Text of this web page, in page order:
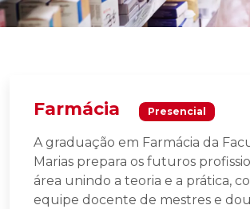
Farmácia Presencial
A graduação em Farmácia da
Marias prepara os futuros
área unindo a teoria e a prática,
equipe docente de mestres e